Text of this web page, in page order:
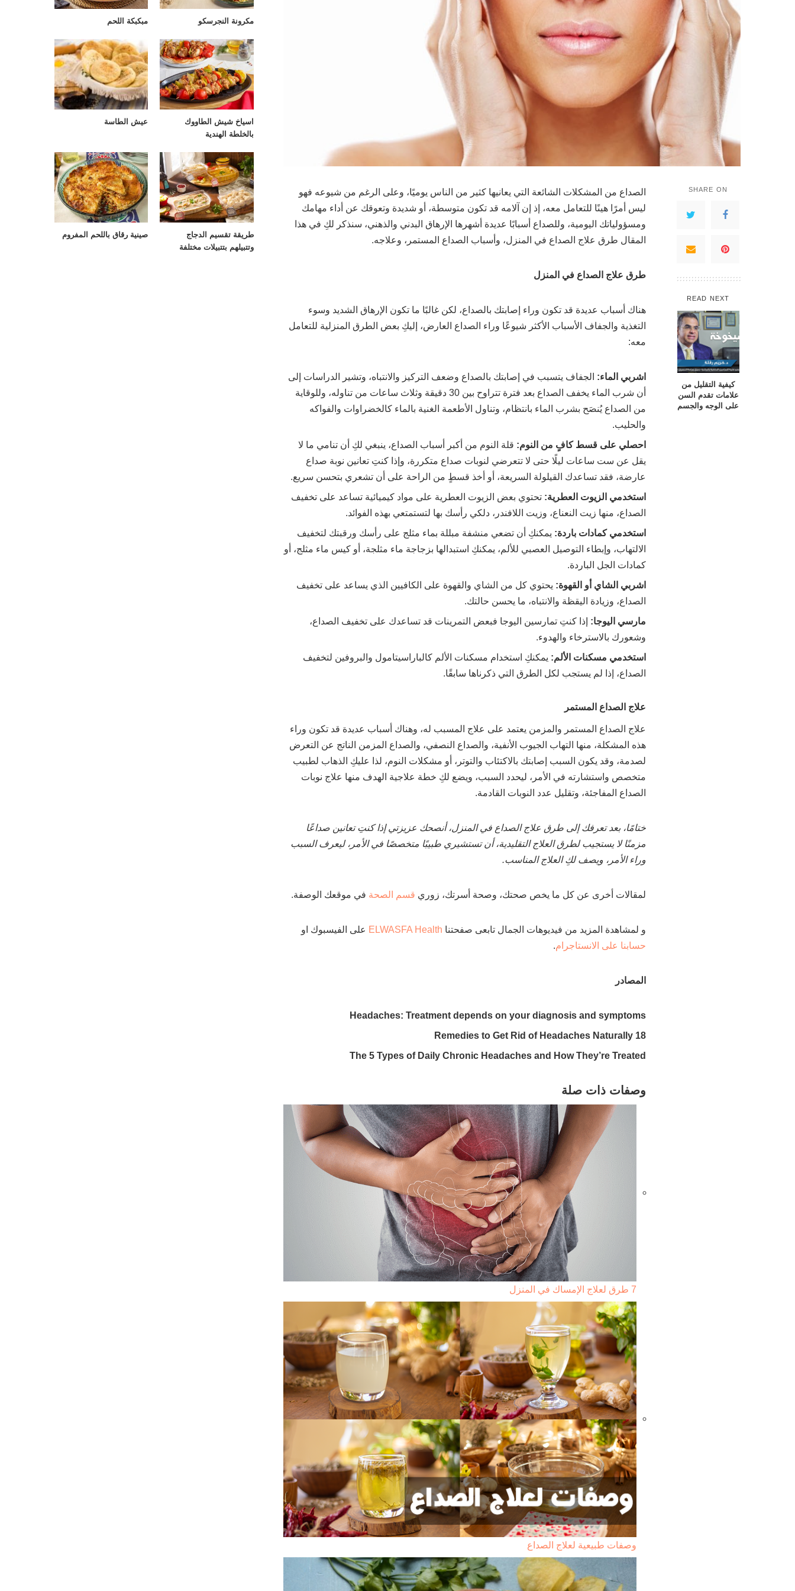
SHARE ON
READ NEXT
كيفية التقليل من
علامات تقدم السن
على الوجه والجسم
الصداع من المشكلات الشائعة التي يعانيها كثير من الناس يوميًا، وعلى الرغم من شيوعه فهو
ليس أمرًا هينًا للتعامل معه، إذ إن آلامه قد تكون متوسطة، أو شديدة وتعوقك عن أداء مهامك
ومسؤولياتك اليومية، وللصداع أسبابًا عديدة أشهرها الإرهاق البدني والذهني، سنذكر لكِ في هذا
المقال طرق علاج الصداع في المنزل، وأسباب الصداع المستمر، وعلاجه.
طرق علاج الصداع في المنزل
هناك أسباب عديدة قد تكون وراء إصابتك بالصداع، لكن غالبًا ما تكون الإرهاق الشديد وسوء
التغذية والجفاف الأسباب الأكثر شيوعًا وراء الصداع العارض، إليكِ بعض الطرق المنزلية للتعامل
معه:
اشربي الماء: الجفاف يتسبب في إصابتك بالصداع وضعف التركيز والانتباه، وتشير الدراسات إلى
أن شرب الماء يخفف الصداع بعد فترة تتراوح بين 30 دقيقة وثلاث ساعات من تناوله، وللوقاية
من الصداع يُنصَح بشرب الماء بانتظام، وتناول الأطعمة الغنية بالماء كالخضراوات والفواكه
والحليب.
احصلي على قسط كافٍ من النوم: قلة النوم من أكبر أسباب الصداع، ينبغي لكِ أن تنامي ما لا
يقل عن ست ساعات ليلًا حتى لا تتعرضي لنوبات صداع متكررة، وإذا كنتِ تعانين نوبة صداع
عارضة، فقد تساعدك القيلولة السريعة، أو أخذ قسطٍ من الراحة على أن تشعري بتحسن سريع.
استخدمي الزيوت العطرية: تحتوي بعض الزيوت العطرية على مواد كيميائية تساعد على تخفيف
الصداع، منها زيت النعناع، وزيت اللافندر، دلكي رأسك بها لتستمتعي بهذه الفوائد.
استخدمي كمادات باردة: يمكنكِ أن تضعي منشفة مبللة بماء مثلج على رأسك ورقبتك لتخفيف
الالتهاب، وإبطاء التوصيل العصبي للألم، يمكنكِ استبدالها بزجاجة ماء مثلجة، أو كيس ماء مثلج، أو
كمادات الجل الباردة.
اشربي الشاي أو القهوة: يحتوي كل من الشاي والقهوة على الكافيين الذي يساعد على تخفيف
الصداع، وزيادة اليقظة والانتباه، ما يحسن حالتك.
مارسي اليوجا: إذا كنتِ تمارسين اليوجا فبعض التمرينات قد تساعدك على تخفيف الصداع،
وشعورك بالاسترخاء والهدوء.
استخدمي مسكنات الألم: يمكنكِ استخدام مسكنات الألم كالباراسيتامول والبروفين لتخفيف
الصداع، إذا لم يستجب لكل الطرق التي ذكرناها سابقًا.
علاج الصداع المستمر
علاج الصداع المستمر والمزمن يعتمد على علاج المسبب له، وهناك أسباب عديدة قد تكون وراء
هذه المشكلة، منها التهاب الجيوب الأنفية، والصداع النصفي، والصداع المزمن الناتج عن التعرض
لصدمة، وقد يكون السبب إصابتك بالاكتئاب والتوتر، أو مشكلات النوم، لذا عليكِ الذهاب لطبيب
متخصص واستشارته في الأمر، ليحدد السبب، ويضع لكِ خطة علاجية الهدف منها علاج نوبات
الصداع المفاجئة، وتقليل عدد النوبات القادمة.
ختامًا، بعد تعرفك إلى طرق علاج الصداع في المنزل، أنصحك عزيزتي إذا كنتِ تعانين صداعًا
مزمنًا لا يستجيب لطرق العلاج التقليدية، أن تستشيري طبيبًا متخصصًا في الأمر، ليعرف السبب
وراء الأمر، ويصف لكِ العلاج المناسب.
لمقالات أخرى عن كل ما يخص صحتك، وصحة أسرتك، زوري قسم الصحة في موقعك الوصفة.
و لمشاهدة المزيد من فيديوهات الجمال تابعى صفحتنا
على الفيسبوك او
حسابنا على الانستاجرام.
المصادر
Headaches: Treatment depends on your diagnosis and symptoms
18 Remedies to Get Rid of Headaches Naturally
The 5 Types of Daily Chronic Headaches and How They’re Treated
وصفات ذات صلة
7 طرق لعلاج الإمساك في المنزل
وصفات طبيعية لعلاج الصداع
مكرونة النجرسكو مبكبكة اللحم
اسياخ شيش الطاووك
بالخلطة الهندية
عيش الطاسة
طريقة تقسيم الدجاج
وتتبيلهم بتتبيلات مختلفة
صينية رقاق باللحم المفروم